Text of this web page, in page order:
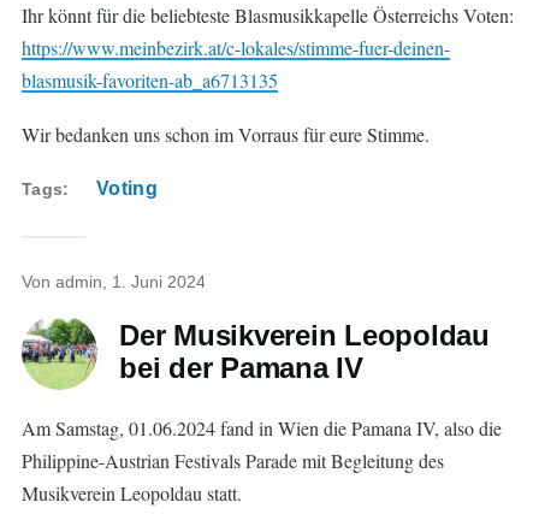
Ihr könnt für die beliebteste Blasmusikkapelle Österreichs Voten:
https://www.meinbezirk.at/c-lokales/stimme-fuer-deinen-
blasmusik-favoriten-ab_a6713135
Wir bedanken uns schon im Vorraus für eure Stimme.
Tags Voting
Von admin , 1. Juni 2024
Der Musikverein Leopoldau
bei der Pamana IV
Am Samstag, 01.06.2024 fand in Wien die Pamana IV, also die
Philippine-Austrian Festivals Parade mit Begleitung des
Musikverein Leopoldau statt.